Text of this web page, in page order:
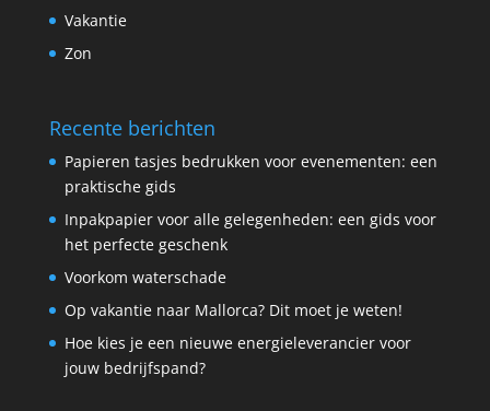
Vakantie
Zon
Recente berichten
Papieren tasjes bedrukken voor evenementen: een
praktische gids
Inpakpapier voor alle gelegenheden: een gids voor
het perfecte geschenk
Voorkom waterschade
Op vakantie naar Mallorca? Dit moet je weten!
Hoe kies je een nieuwe energieleverancier voor
jouw bedrijfspand?